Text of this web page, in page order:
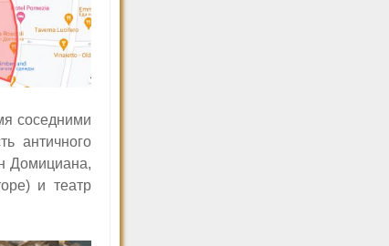
соседними
античного
Домициана,
и театр